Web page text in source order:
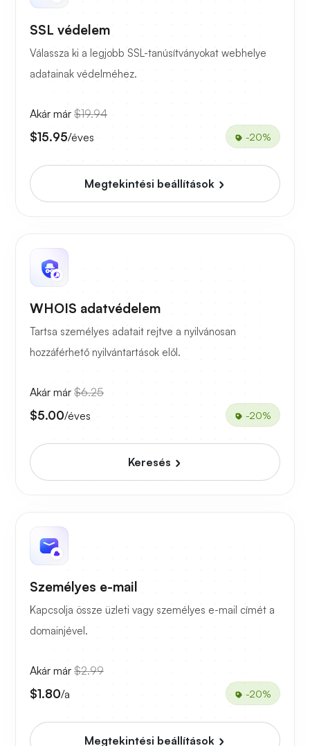
SSL védelem
Válassza ki a legjobb SSL-tanúsítványokat webhelye
adatainak védelméhez.
Akár már $19.94
$15.95/éves -20%
Megtekintési beállítások
WHOIS adatvédelem
Tartsa személyes adatait rejtve a nyilvánosan
hozzáférhető nyilvántartások elől.
Akár már $6.25
$5.00/éves -20%
Keresés
Személyes e-mail
Kapcsolja össze üzleti vagy személyes e-mail címét a
domainjével.
Akár már $2.99
$1.80/a -20%
Megtekintési beállítások